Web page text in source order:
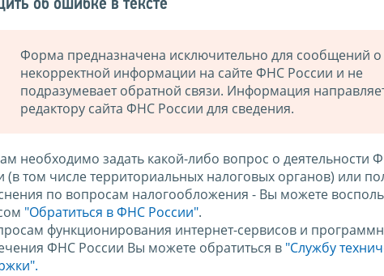
об ошибке в тексте
Форма предназначена исключительно для сообщений о
некорректной информации на сайте ФНС России и не
подразумевает обратной связи. Информация
редактору сайта ФНС России для сведения.
необходимо задать какой-либо вопрос о деятельности
(в том числе территориальных налоговых органов) или
по вопросам налогообложения - Вы можете
"Обратиться в ФНС России".
функционирования интернет-сервисов и
ФНС России Вы можете обратиться в "Службу